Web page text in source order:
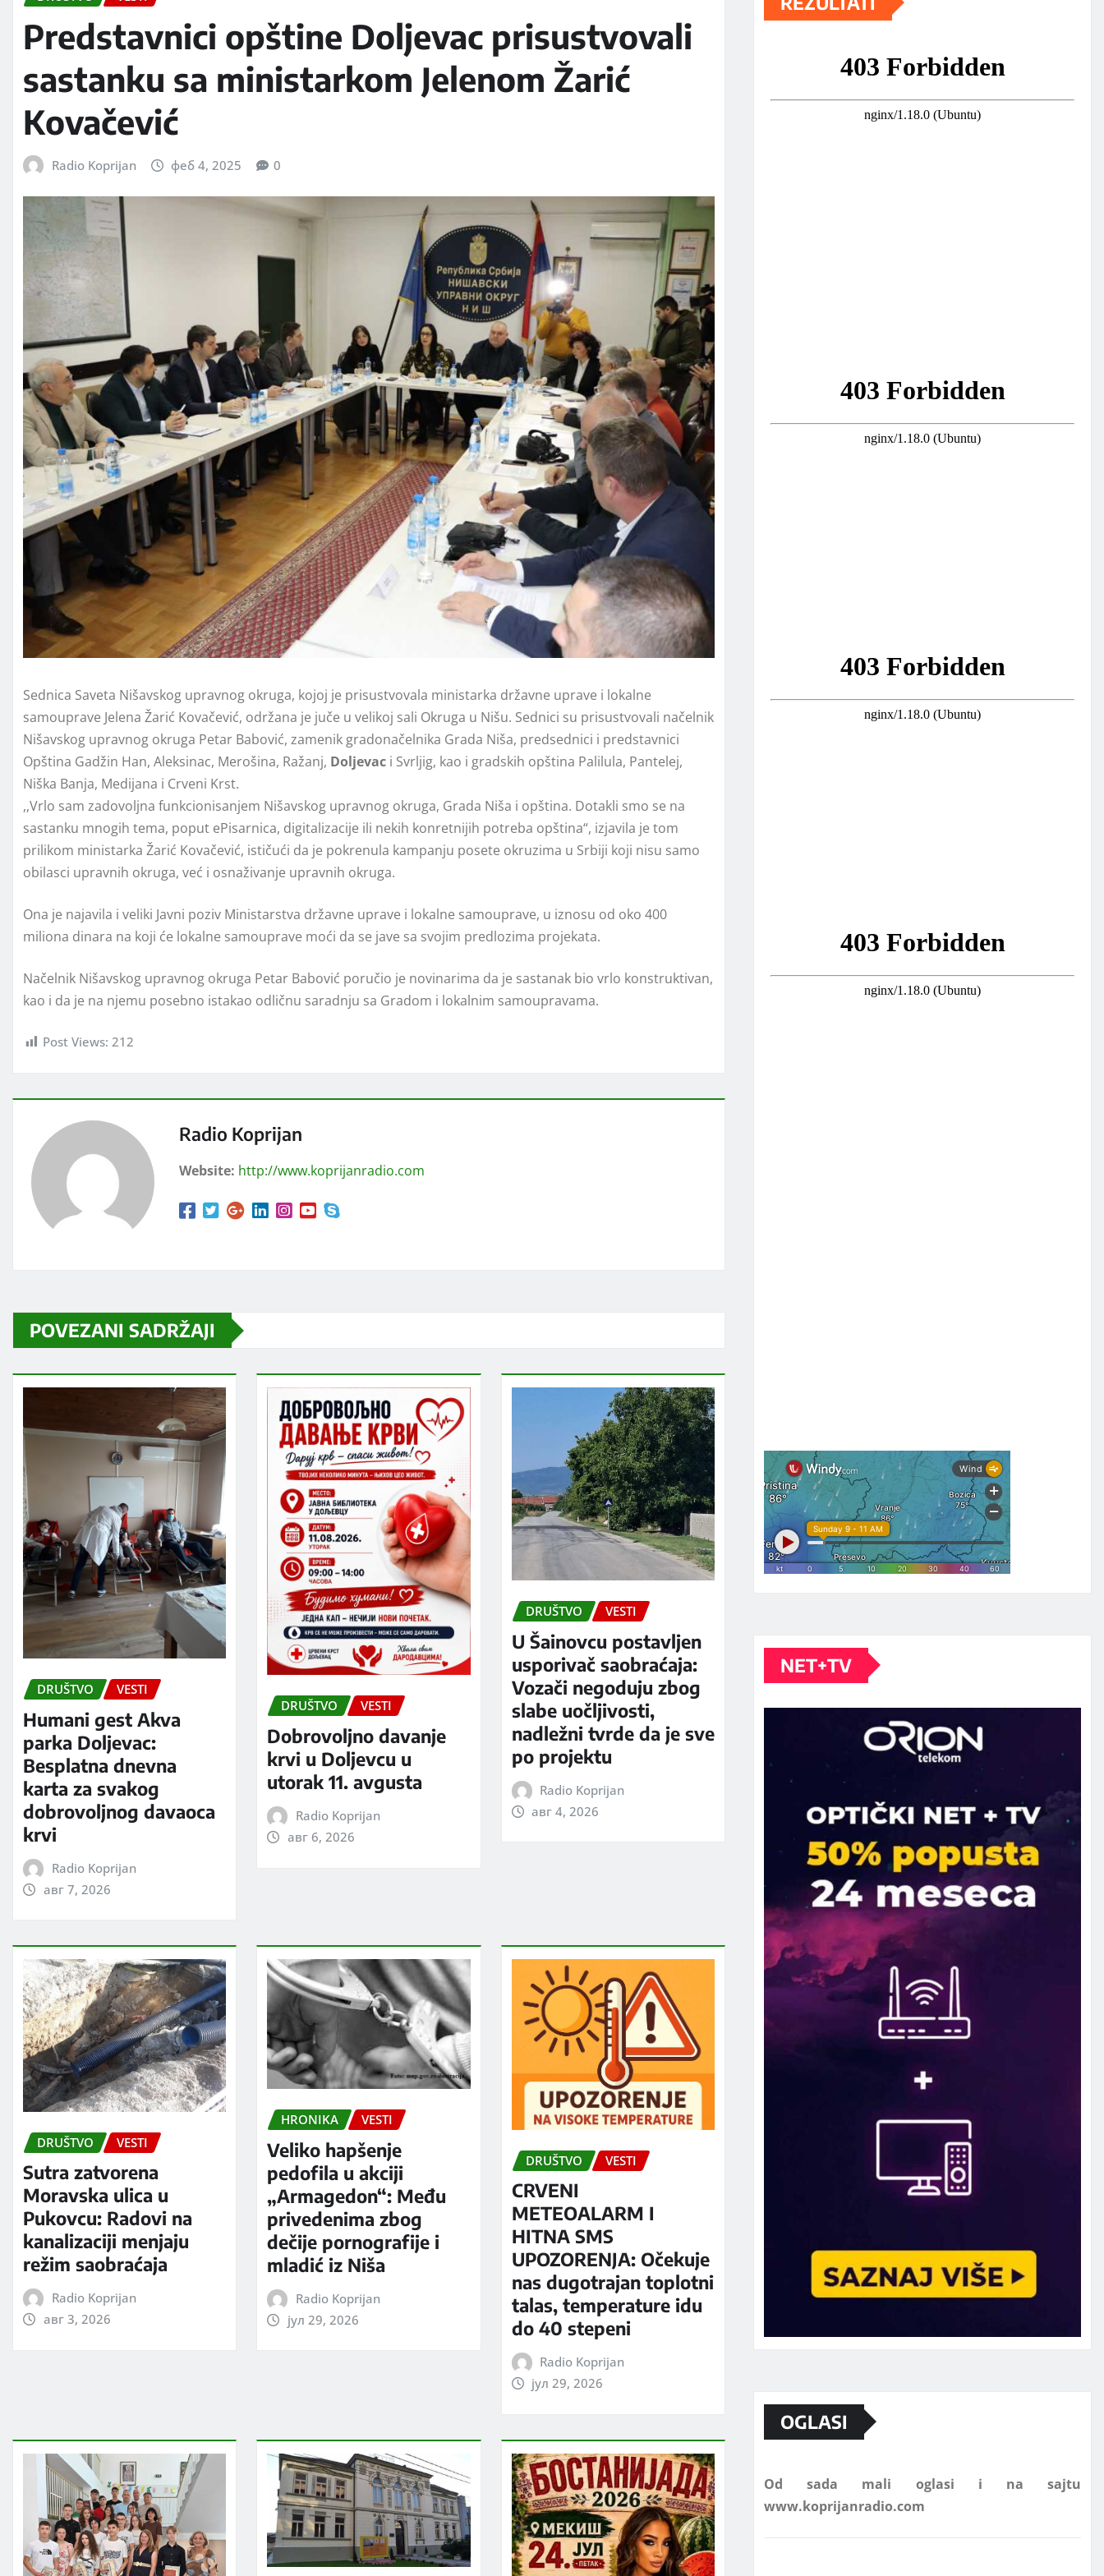
Predstavnici opštine Doljevac prisustvovali
sastanku sa ministarkom Jelenom Žarić
Kovačević
Radio Koprijan феб 4, 2025 0
Sednica Saveta Nišavskog upravnog okruga, kojoj je prisustvovala ministarka državne uprave i lokalne
samouprave Jelena Žarić Kovačević, održana je juče u velikoj sali Okruga u Nišu. Sednici su prisustvovali načelnik
Nišavskog upravnog okruga Petar Babović, zamenik gradonačelnika Grada Niša, predsednici i predstavnici
Opština Gadžin Han, Aleksinac, Merošina, Ražanj, Dolјevac i Svrlјig, kao i gradskih opština Palilula, Pantelej,
Niška Banja, Medijana i Crveni Krst.
,,Vrlo sam zadovolјna funkcionisanjem Nišavskog upravnog okruga, Grada Niša i opština. Dotakli smo se na
sastanku mnogih tema, poput ePisarnica, digitalizacije ili nekih konretnijih potreba opština“, izjavila je tom
prilikom ministarka Žarić Kovačević, ističući da je pokrenula kampanju posete okruzima u Srbiji koji nisu samo
obilasci upravnih okruga, već i osnaživanje upravnih okruga.
Ona je najavila i veliki Javni poziv Ministarstva državne uprave i lokalne samouprave, u iznosu od oko 400
miliona dinara na koji će lokalne samouprave moći da se jave sa svojim predlozima projekata.
Načelnik Nišavskog upravnog okruga Petar Babović poručio je novinarima da je sastanak bio vrlo konstruktivan,
kao i da je na njemu posebno istakao odličnu saradnju sa Gradom i lokalnim samoupravama.
Post Views: 212
Radio Koprijan
Website: http://www.koprijanradio.com
POVEZANI SADRŽAJI
DRUŠTVO VESTI
Humani gest Akva
parka Doljevac:
Besplatna dnevna
karta za svakog
dobrovoljnog davaoca
krvi
Radio Koprijan
авг 7, 2026
DRUŠTVO VESTI
Dobrovoljno davanje
krvi u Doljevcu u
utorak 11. avgusta
Radio Koprijan
авг 6, 2026
DRUŠTVO VESTI
U Šainovcu postavljen
usporivač saobraćaja:
Vozači negoduju zbog
slabe uočljivosti,
nadležni tvrde da je sve
po projektu
Radio Koprijan
авг 4, 2026
DRUŠTVO VESTI
Sutra zatvorena
Moravska ulica u
Pukovcu: Radovi na
kanalizaciji menjaju
režim saobraćaja
Radio Koprijan
авг 3, 2026
HRONIKA VESTI
Veliko hapšenje
pedofila u akciji
„Armagedon“: Među
privedenima zbog
dečije pornografije i
mladić iz Niša
Radio Koprijan
јул 29, 2026
DRUŠTVO VESTI
CRVENI
METEOALARM I
HITNA SMS
UPOZORENJA: Očekuje
nas dugotrajan toplotni
talas, temperature idu
do 40 stepeni
Radio Koprijan
јул 29, 2026
NET+TV
OGLASI